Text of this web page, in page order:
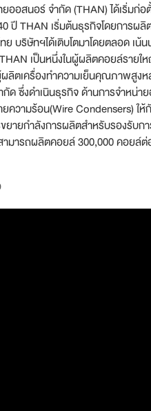
ออสนอร์ จำกัด (THAN) ได้เริ่มก่
ปี THAN เริ่มต้นธุรกิจโดยการผ
ทย บริษัทฯได้เติบโตมาโดยตลอด
เป็นหนึ่งในผู้ผลิตคอยล์รายใ
ลิตเครื่องทำความเย็นคุณภาพสูงห
ด ซึ่งดำเนินธุรกิจ ด้านการจำหน่า
ยความร้อน(Wire Condensers) ใ
ยายกำลังการผลิตสำหรับรองรับก
มารถผลิตคอยล์ 300,000 คอยล์ต่